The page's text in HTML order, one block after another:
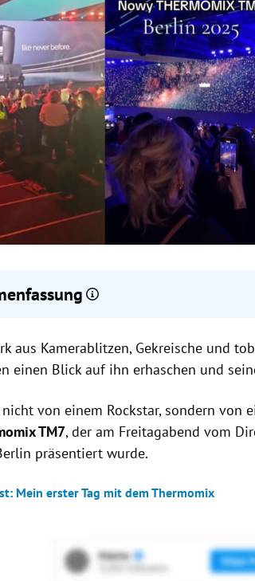
beschreibt Thermomix als"Apple für
ist ab Ende April erhältlich und kostet 1.549
aus Kamerablitzen, Gekreische und
einen Blick auf ihn erhaschen und
von einem Rockstar, sondern von
TM7, der am Freitagabend vom
präsentiert wurde.
Mein erster Tag mit dem Thermomix